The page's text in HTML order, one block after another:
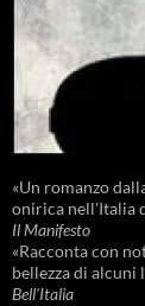
«Un romanzo
onirica nell'Italia
Il Manifesto
«Racconta con
bellezza di alcuni
Bell'Italia